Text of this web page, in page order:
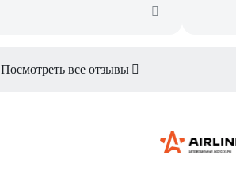
Посмотреть все отзывы